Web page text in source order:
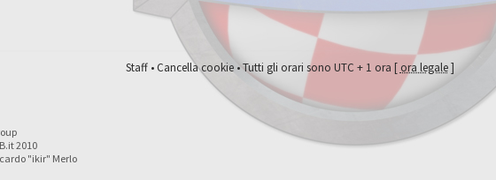
Staff•Cancella cookie• Tutti gli orari sono UTC + 1 ora [ ora legale]
2010
"ikir" Merlo